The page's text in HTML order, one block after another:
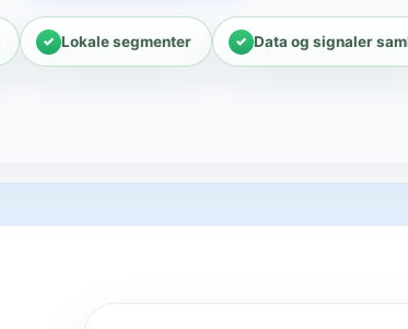
Lokale segmenter Data og signaler